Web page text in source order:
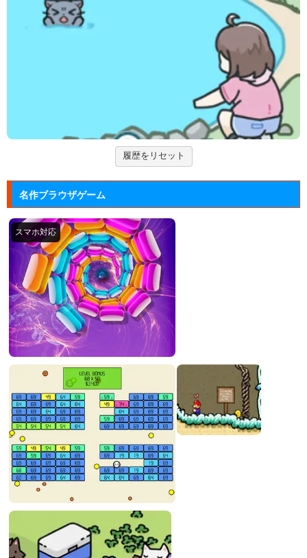
回転する球体をリズムに合わせてクリックして進ませ
る音楽ゲーム...
宝石を入れ替えて床と同じ色に揃えるカラーパズルゲ
大乱闘スマッシュブラザーズフラ...
任天堂の大乱闘スマッシュブラザーズをブラウザゲー
ムで再現した...
履歴をリセット
名作ブラウザゲーム